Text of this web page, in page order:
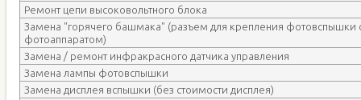
Ремонт цепи высоковольтного блока
Замена "горячего башмака" (разъем для крепления фотовспышки
фотоаппаратом)
Замена / ремонт инфракрасного датчика управления
Замена лампы фотовспышки
Замена дисплея вспышки (без стоимости дисплея)